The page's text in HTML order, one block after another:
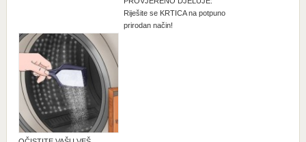
Riješite se KRTICA na potpuno
prirodan način!